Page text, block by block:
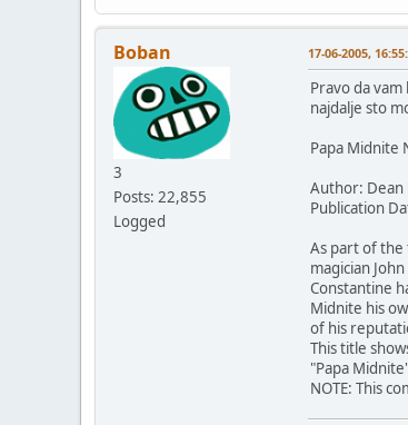
Boban
3
Posts: 22,855
Logged
17-06-2005,
Pravo da
najdalje sto
Papa Midnite
Author: Dean
Publication
As part of the
magician
Constantine
Midnite his
of his
This title
"Papa
NOTE: This